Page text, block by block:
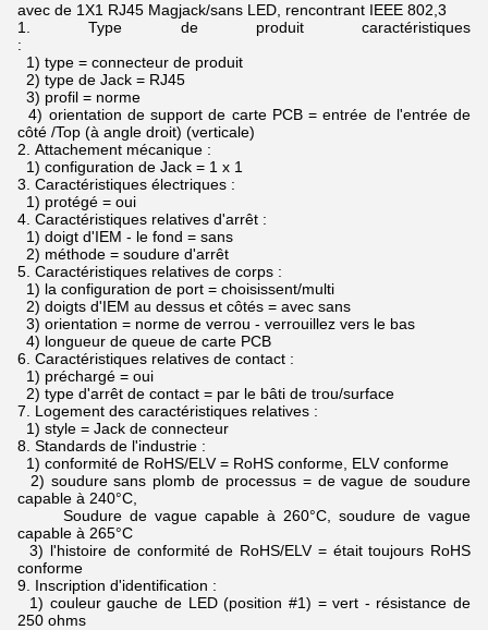
avec de 1X1 RJ45 Magjack/sans LED, rencontrant IEEE 802,3
1.Type de produit caractéristiques
:
1) type = connecteur de produit
2) type de Jack = RJ45
3) profil = norme
4) orientation de support de carte PCB = entrée de l'entrée de
côté /Top (à angle droit) (verticale)
2. Attachement mécanique :
1) configuration de Jack = 1 x 1
3. Caractéristiques électriques :
1) protégé = oui
4. Caractéristiques relatives d'arrêt :
1) doigt d'IEM - le fond = sans
2) méthode = soudure d'arrêt
5. Caractéristiques relatives de corps :
1) la configuration de port = choisissent/multi
2) doigts d'IEM au dessus et côtés = avec sans
3) orientation = norme de verrou - verrouillez vers le bas
4) longueur de queue de carte PCB
6. Caractéristiques relatives de contact :
1) préchargé = oui
2) type d'arrêt de contact = par le bâti de trou/surface
7. Logement des caractéristiques relatives :
1) style = Jack de connecteur
8. Standards de l'industrie :
1) conformité de RoHS/ELV = RoHS conforme, ELV conforme
2) soudure sans plomb de processus = de vague de soudure
capable à 240°C,
Soudure de vague capable à 260°C, soudure de vague
capable à 265°C
3) l'histoire de conformité de RoHS/ELV = était toujours RoHS
conforme
9. Inscription d'identification :
1) couleur gauche de LED (position #1) = vert - résistance de
250 ohms